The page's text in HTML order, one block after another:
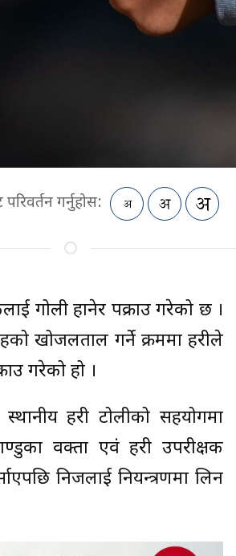
गर्नुहोस:
गोली हानेर पक्राउ गरेको छ ।
खोजलताल गर्ने क्रममा प्रहरीले
गरेको हो ।
प्रहरी टोलीको सहयोगमा
प्रवक्ता एवं प्रहरी उपरीक्षक
निजलाई नियन्त्रणमा लिन